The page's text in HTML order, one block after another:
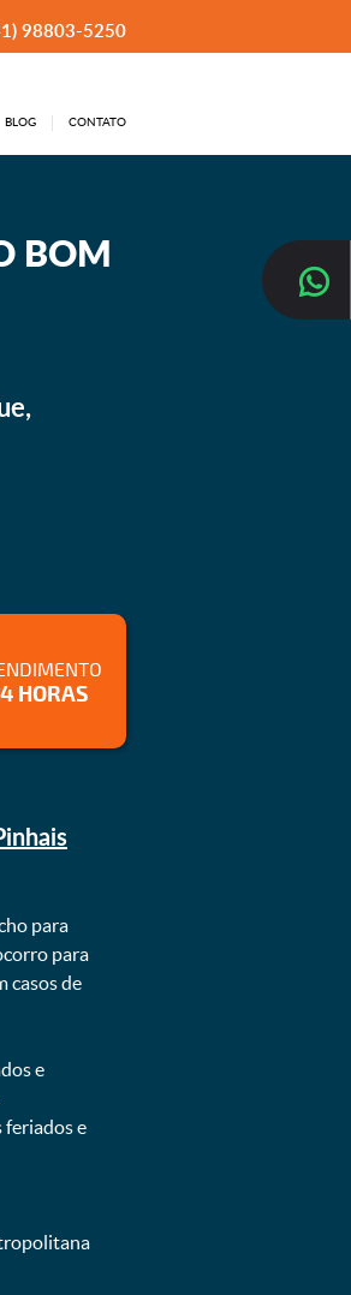
98803-5250
BLOG CONTATO
BOM
HORAS
para
para
casos de
e
feriados e